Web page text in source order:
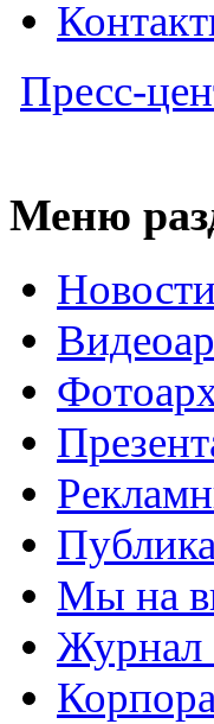
Пресс-
Меню
Новости
Мы на
Журнал